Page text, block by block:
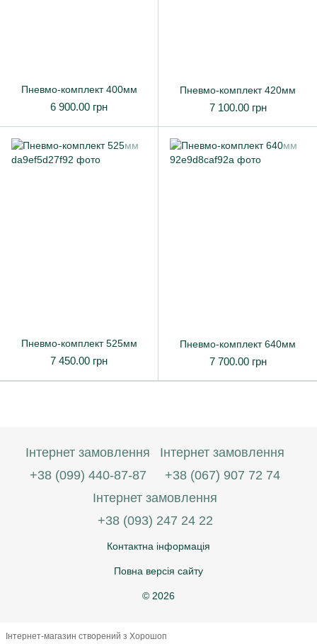
Пневмо-комплект 400мм
6 900.00 грн
Пневмо-комплект 420мм
7 100.00 грн
Пневмо-комплект 525мм
7 450.00 грн
Пневмо-комплект 640мм
7 700.00 грн
Інтернет замовлення
+38 (099) 440-87-87
Інтернет замовлення
+38 (067) 907 72 74
Інтернет замовлення
+38 (093) 247 24 22
Контактна інформація
Повна версія сайту
© 2026
Інтернет-магазин створений з Хорошоп